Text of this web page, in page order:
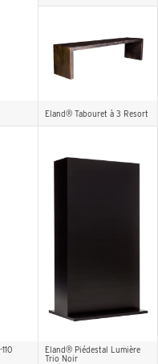
Eland® Tabouret à 3 Resort
Eland® Piédestal Lumière
Trio Noir